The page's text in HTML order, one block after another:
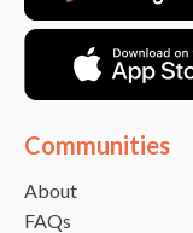
Communities
About
FAQs